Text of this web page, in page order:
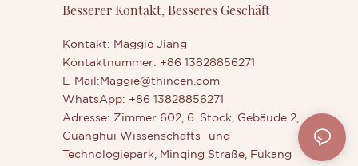
Besserer Kontakt, Besseres Geschäft
Kontakt: Maggie Jiang
Kontaktnummer: +86 13828856271
E-Mail: Maggie@thincen.com
WhatsApp: +86 13828856271
Adresse: Zimmer 602, 6. Stock, Gebäude 2,
Guanghui Wissenschafts- und
Technologiepark, Minqing Straße, Fukang